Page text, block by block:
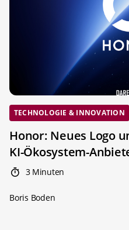
TECHNOLOGIE & INNOVATION
Honor: Neues Logo
KI-Ökosystem-
3 Minuten
Boris Boden